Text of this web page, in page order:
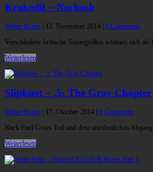
Krokodil – Nachash
Walter Kraus 12. November 2014 0 Comments
Verschiedene britische Szenegrößen widmen sich
Weiterlesen
Slipknot – .5: The Gray Chapter
Walter Kraus 17. Oktober 2014 0 Comments
Nach Paul Grays Tod und dem unrühmlichen
Weiterlesen